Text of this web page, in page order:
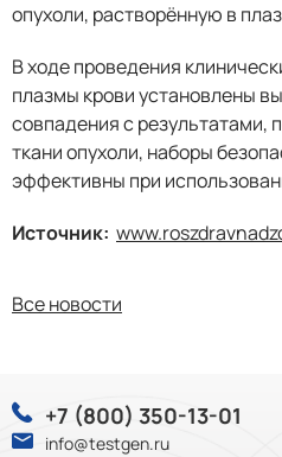
опухоли, растворённую в
В ходе проведения
плазмы крови установлены
совпадения с результатами,
ткани опухоли, наборы
эффективны при
Источник:
Все новости
+7 (800) 350-13-01
info@testgen.ru